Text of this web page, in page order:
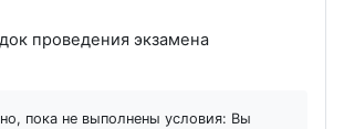
проведения экзаменаФайл
пока не выполнены условия: Вы